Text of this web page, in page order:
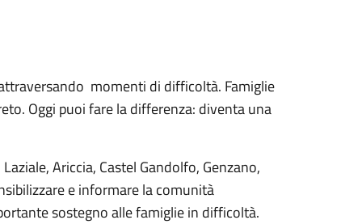
momenti di difficoltà. Famiglie
Oggi puoi fare la differenza: diventa una
Ariccia, Castel Gandolfo, Genzano,
e informare la comunità
sostegno alle famiglie in difficoltà.